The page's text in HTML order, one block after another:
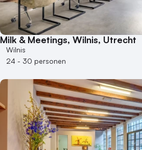
Milk & Meetings, Wilnis, Utrecht
Wilnis
24 - 30 personen